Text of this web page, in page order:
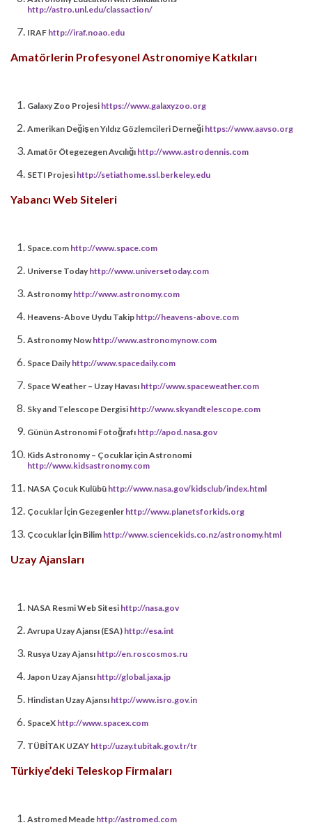
http://astro.unl.edu/classaction/
IRAF http://iraf.noao.edu
Amatörlerin Profesyonel Astronomiye Katkıları
Galaxy Zoo Projesi https://www.galaxyzoo.org
Amerikan Değişen Yıldız Gözlemcileri Derneği https://www.aavso.org
Amatör Ötegezegen Avcılığı http://www.astrodennis.com
SETI Projesi http://setiathome.ssl.berkeley.edu
Yabancı Web Siteleri
Space.com http://www.space.com
Universe Today http://www.universetoday.com
Astronomy http://www.astronomy.com
Heavens-Above Uydu Takip http://heavens-above.com
Astronomy Nowhttp://www.astronomynow.com
Space Daily http://www.spacedaily.com
Space Weather – Uzay Havası http://www.spaceweather.com
Sky and Telescope Dergisi http://www.skyandtelescope.com
Günün Astronomi Fotoğrafı http://apod.nasa.gov
Kids Astronomy – Çocuklar için Astronomi
http://www.kidsastronomy.com
NASA Çocuk Kulübü http://www.nasa.gov/kidsclub/index.html
Çocuklar İçin Gezegenler http://www.planetsforkids.org
Çcocuklar İçin Bilim http://www.sciencekids.co.nz/astronomy.html
Uzay Ajansları
NASA Resmi Web Sitesi http://nasa.gov
Avrupa Uzay Ajansı (ESA) http://esa.int
Rusya Uzay Ajansı http://en.roscosmos.ru
Japon Uzay Ajansı http://global.jaxa.jp
Hindistan Uzay Ajansı http://www.isro.gov.in
SpaceX http://www.spacex.com
TÜBİTAK UZAY http://uzay.tubitak.gov.tr/tr
Türkiye’deki Teleskop Firmaları
Astromed Meade http://astromed.com